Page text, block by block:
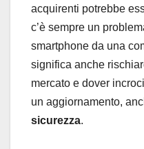
acquirenti potrebbe
c’è sempre un
smartphone da una
significa anche
mercato e dover
un aggiornamento,
sicurezza.